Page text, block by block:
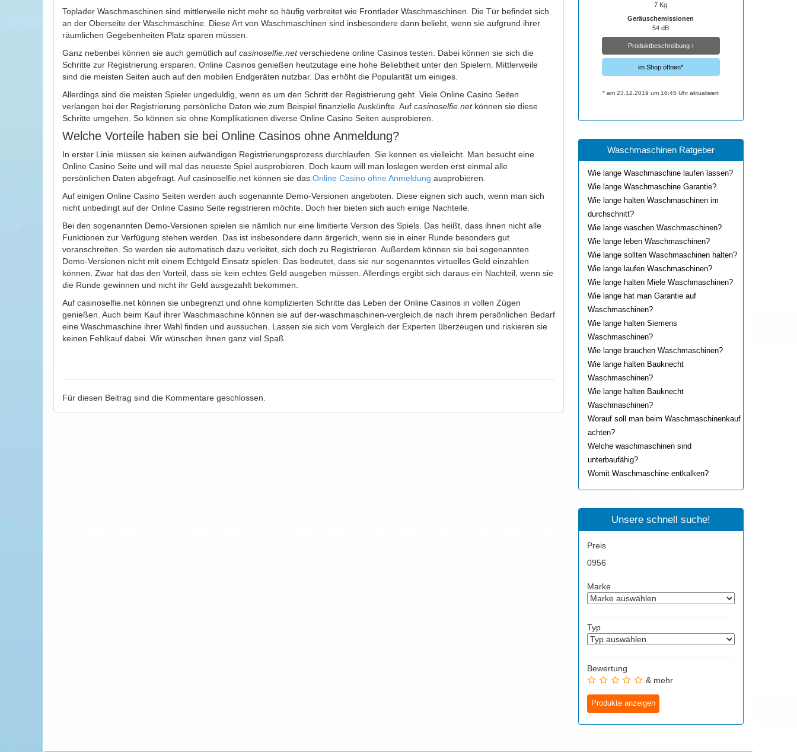
Toplader Waschmaschinen sind mittlerweile nicht mehr so häufig verbreitet wie Frontlader Waschmaschinen. Die Tür befindet sich
an der Oberseite der Waschmaschine. Diese Art von Waschmaschinen sind insbesondere dann beliebt, wenn sie aufgrund ihrer
räumlichen Gegebenheiten Platz sparen müssen.
Ganz nebenbei können sie auch gemütlich auf casinoselfie.netverschiedene online Casinos testen. Dabei können sie sich die
Schritte zur Registrierung ersparen. Online Casinos genießen heutzutage eine hohe Beliebtheit unter den Spielern. Mittlerweile
sind die meisten Seiten auch auf den mobilen Endgeräten nutzbar. Das erhöht die Popularität um einiges.
Allerdings sind die meisten Spieler ungeduldig, wenn es um den Schritt der Registrierung geht. Viele Online Casino Seiten
verlangen bei der Registrierung persönliche Daten wie zum Beispiel finanzielle Auskünfte. Auf casinoselfie.netkönnen sie diese
Schritte umgehen. So können sie ohne Komplikationen diverse Online Casino Seiten ausprobieren.
Welche Vorteile haben sie bei Online Casinos ohne Anmeldung?
In erster Linie müssen sie keinen aufwändigen Registrierungsprozess durchlaufen. Sie kennen es vielleicht. Man besucht eine
Online Casino Seite und will mal das neueste Spiel ausprobieren. Doch kaum will man loslegen werden erst einmal alle
persönlichen Daten abgefragt. Auf casinoselfie.net können sie das Online Casino ohne Anmeldung ausprobieren.
Auf einigen Online Casino Seiten werden auch sogenannte Demo-Versionen angeboten. Diese eignen sich auch, wenn man sich
nicht unbedingt auf der Online Casino Seite registrieren möchte. Doch hier bieten sich auch einige Nachteile.
Bei den sogenannten Demo-Versionen spielen sie nämlich nur eine limitierte Version des Spiels. Das heißt, dass ihnen nicht alle
Funktionen zur Verfügung stehen werden. Das ist insbesondere dann ärgerlich, wenn sie in einer Runde besonders gut
voranschreiten. So werden sie automatisch dazu verleitet, sich doch zu Registrieren. Außerdem können sie bei sogenannten
Demo-Versionen nicht mit einem Echtgeld Einsatz spielen. Das bedeutet, dass sie nur sogenanntes virtuelles Geld einzahlen
können. Zwar hat das den Vorteil, dass sie kein echtes Geld ausgeben müssen. Allerdings ergibt sich daraus ein Nachteil, wenn sie
die Runde gewinnen und nicht ihr Geld ausgezahlt bekommen.
Auf casinoselfie.net können sie unbegrenzt und ohne komplizierten Schritte das Leben der Online Casinos in vollen Zügen
genießen. Auch beim Kauf ihrer Waschmaschine können sie auf der-waschmaschinen-vergleich.de nach ihrem persönlichen Bedarf
eine Waschmaschine ihrer Wahl finden und aussuchen. Lassen sie sich vom Vergleich der Experten überzeugen und riskieren sie
keinen Fehlkauf dabei. Wir wünschen ihnen ganz viel Spaß.
Für diesen Beitrag sind die Kommentare geschlossen.
7 Kg
Geräuschemissionen
54 dB
Produktbeschreibung ›
im Shop öffnen*
* am 23.12.2019 um 16:45 Uhr aktualisiert
Waschmaschinen Ratgeber
Wie lange Waschmaschine laufen lassen?
Wie lange Waschmaschine Garantie?
Wie lange halten Waschmaschinen im
durchschnitt?
Wie lange waschen Waschmaschinen?
Wie lange leben Waschmaschinen?
Wie lange sollten Waschmaschinen halten?
Wie lange laufen Waschmaschinen?
Wie lange halten Miele Waschmaschinen?
Wie lange hat man Garantie auf
Waschmaschinen?
Wie lange halten Siemens
Waschmaschinen?
Wie lange brauchen Waschmaschinen?
Wie lange halten Bauknecht
Waschmaschinen?
Wie lange halten Bauknecht
Waschmaschinen?
Worauf soll man beim Waschmaschinenkauf
achten?
Welche waschmaschinen sind
unterbaufähig?
Womit Waschmaschine entkalken?
Unsere schnell suche!
Preis
0956
Marke
Typ
Bewertung
& mehr